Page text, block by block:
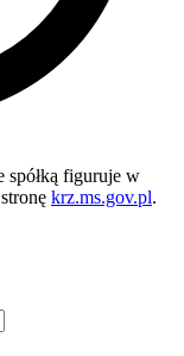
spółką figuruje w
krz.ms.gov.pl.